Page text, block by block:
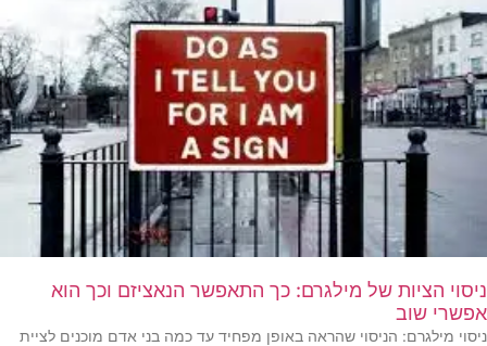
ניסוי הציות של מילגרם: כך התאפשר הנאציזם וכך הוא
אפשרי שוב
ניסוי מילגרם: הניסוי שהראה באופן מפחיד עד כמה בני אדם מוכנים לציית